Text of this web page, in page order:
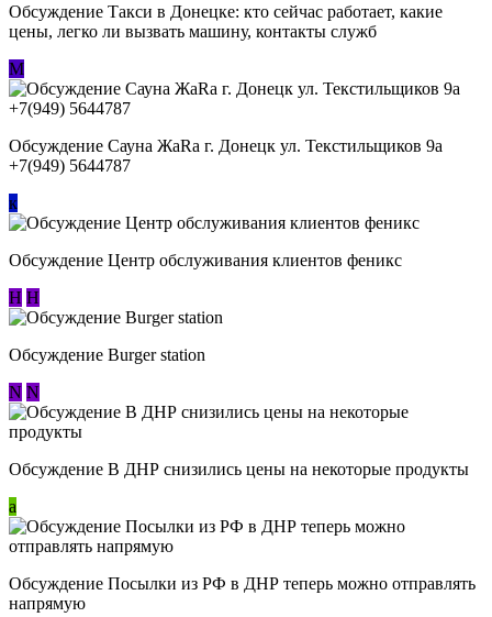
Обсуждение ​Такси в Донецке: кто сейчас работает, какие
цены, легко ли вызвать машину, контакты служб
М
Обсуждение Сауна ЖаRa г. Донецк ул. Текстильщиков 9а
+7(949) 5644787
к
Обсуждение Центр обслуживания клиентов феникс
Н Н
Обсуждение Burger station
N N
Обсуждение В ДНР снизились цены на некоторые продукты
a
Обсуждение Посылки из РФ в ДНР теперь можно отправлять
напрямую